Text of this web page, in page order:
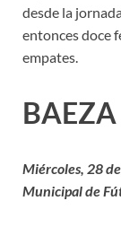
desde la
entonces doce
empates.
Miércoles, 28
Municipal de